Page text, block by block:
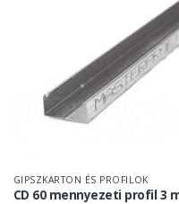
GIPSZKARTON ÉS PROFILOK
CD 60 mennyezeti profil 3